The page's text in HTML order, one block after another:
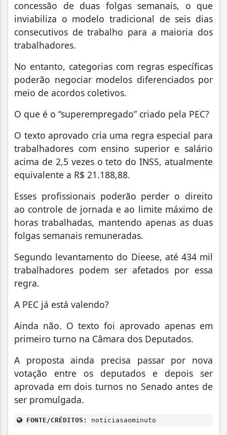
concessão de duas folgas semanais, o que
inviabiliza o modelo tradicional de seis dias
consecutivos de trabalho para a maioria dos
trabalhadores.
No entanto, categorias com regras específicas
poderão negociar modelos diferenciados por
meio de acordos coletivos.
O que é o “superempregado” criado pela PEC?
O texto aprovado cria uma regra especial para
trabalhadores com ensino superior e salário
acima de 2,5 vezes o teto do INSS, atualmente
equivalente a R$ 21.188,88.
Esses profissionais poderão perder o direito
ao controle de jornada e ao limite máximo de
horas trabalhadas, mantendo apenas as duas
folgas semanais remuneradas.
Segundo levantamento do Dieese, até 434 mil
trabalhadores podem ser afetados por essa
regra.
A PEC já está valendo?
Ainda não. O texto foi aprovado apenas em
primeiro turno na Câmara dos Deputados.
A proposta ainda precisa passar por nova
votação entre os deputados e depois ser
aprovada em dois turnos no Senado antes de
ser promulgada.
FONTE/CRÉDITOS: noticiasaominuto